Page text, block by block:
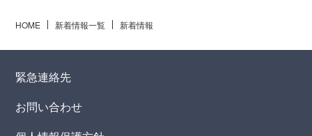
HOME 新着情報一覧 新着情報
緊急連絡先
お問い合わせ